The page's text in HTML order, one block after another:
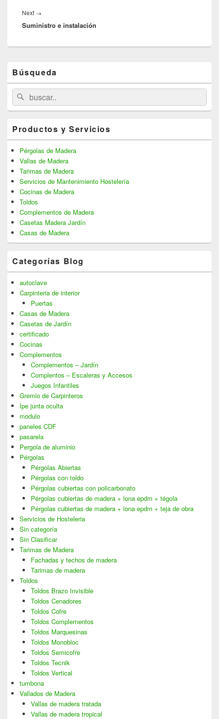
Next →
post:
Suministro e instalación
Sidebar
Widget
Area
Búsqueda
Search
for:
Search
Productos y Servicios
Pérgolas de Madera
Vallas de Madera
Tarimas de Madera
Servicios de Mantenimiento Hostelería
Cocinas de Madera
Toldos
Complementos de Madera
Casetas Madera Jardín
Casas de Madera
Categorías Blog
autoclave
Carpinteria de interior
Puertas
Casas de Madera
Casetas de Jardín
certificado
Cocinas
Complementos
Complementos – Jardín
Complentos – Escaleras y Accesos
Juegos Infantiles
Gremio de Carpinteros
Ipe junta oculta
modulo
paneles CDF
pasarela
Pergola de aluminio
Pérgolas
Pérgolas Abiertas
Pérgolas con toldo
Pérgolas cubiertas con policarbonato
Pérgolas cubiertas de madera + lona epdm + tégola
Pérgolas cubiertas de madera + lona epdm + teja de obra
Servicios de Hosteleria
Sin categoría
Sin Clasificar
Tarimas de Madera
Fachadas y techos de madera
Tarimas de madera
Toldos
Toldos Brazo Invisible
Toldos Cenadores
Toldos Cofre
Toldos Complementos
Toldos Marquesinas
Toldos Monobloc
Toldos Semicofre
Toldos Tecnik
Toldos Vertical
tumbona
Vallados de Madera
Vallas de madera tratada
Vallas de madera tropical